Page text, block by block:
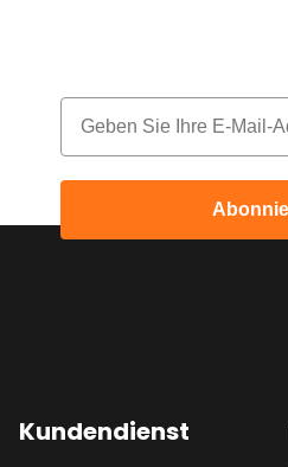
Email
Kundendienst